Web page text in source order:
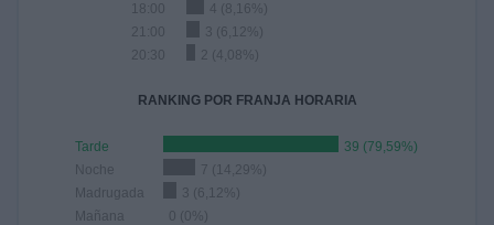
18:00
4 (8,16%)
21:00
3 (6,12%)
20:30
2 (4,08%)
RANKING POR FRANJA HORARIA
Tarde
39 (79,59%)
Noche
7 (14,29%)
Madrugada
3 (6,12%)
Mañana
0 (0%)